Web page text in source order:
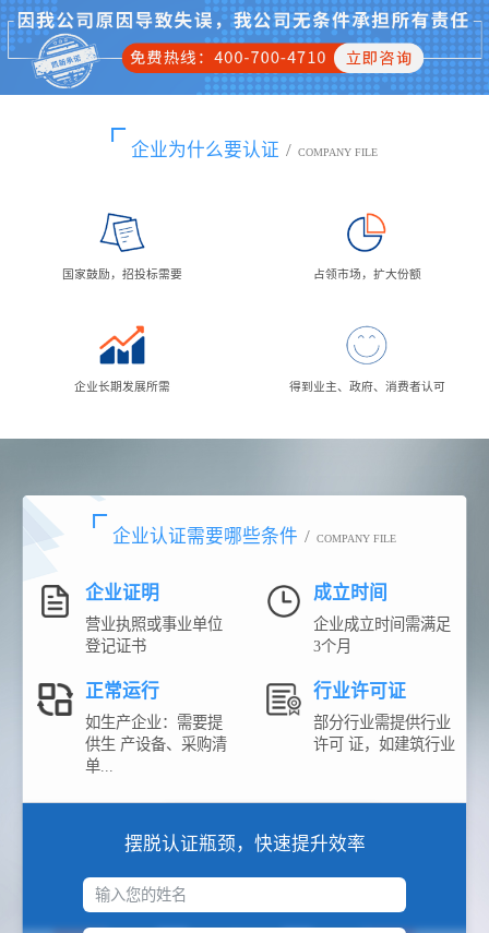
企业为什么要认证 / COMPANY FILE
国家鼓励，招投标需要 占领市场，扩大份额
企业长期发展所需 得到业主、政府、消费者认可
企业认证需要哪些条件 / COMPANY FILE
企业证明
营业执照或事业单位
登记证书
成立时间
企业成立时间需满足
3个月
正常运行
如生产企业：需要提
供生 产设备、采购清
单...
行业许可证
部分行业需提供行业
许可 证，如建筑行业
摆脱认证瓶颈，快速提升效率
输入您的姓名